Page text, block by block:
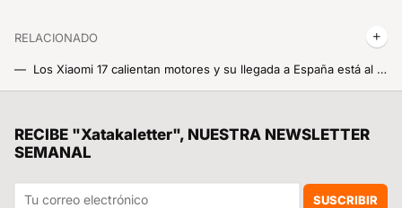
RELACIONADO
Los Xiaomi 17 calientan motores y su llegada a España está al caer: estas son las versiones elegidas y hay sorpresas
Este avance de Xiaomi lo cambia todo: sus robots ya pueden diseñar su propio entrenamiento sin intervención humana
RECIBE "Xatakaletter", NUESTRA NEWSLETTER
SEMANAL
SUSCRIBIR